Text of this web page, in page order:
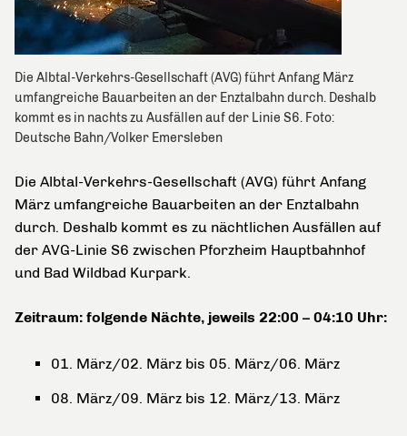
Die Albtal-Verkehrs-Gesellschaft (AVG) führt Anfang März
umfangreiche Bauarbeiten an der Enztalbahn durch. Deshalb
kommt es in nachts zu Ausfällen auf der Linie S6. Foto:
Deutsche Bahn/Volker Emersleben
Die Albtal-Verkehrs-Gesellschaft (AVG) führt Anfang
März umfangreiche Bauarbeiten an der Enztalbahn
durch. Deshalb kommt es zu nächtlichen Ausfällen auf
der AVG-Linie S6 zwischen Pforzheim Hauptbahnhof
und Bad Wildbad Kurpark.
Zeitraum: folgende Nächte, jeweils 22:00 – 04:10 Uhr:
01. März/02. März bis 05. März/06. März
08. März/09. März bis 12. März/13. März